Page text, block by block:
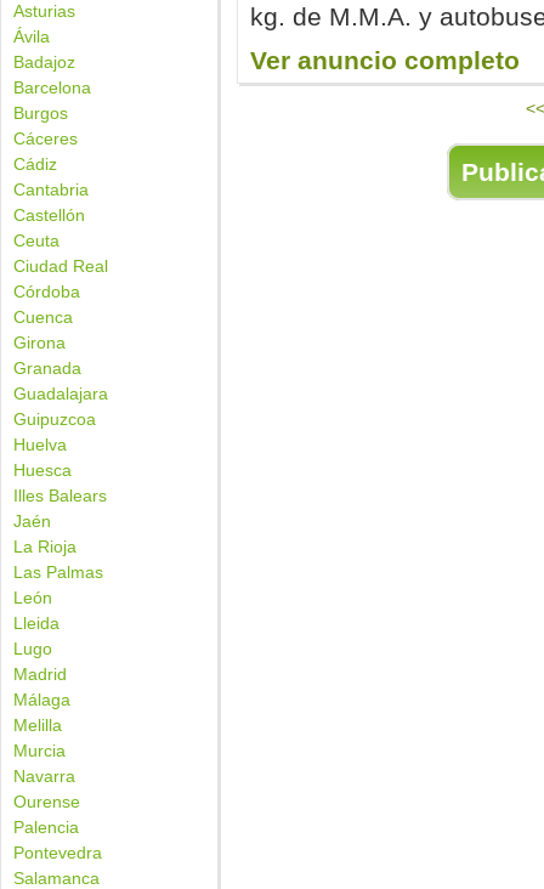
Asturias
Ávila
Badajoz
Barcelona
Burgos
Cáceres
Cádiz
Cantabria
Castellón
Ceuta
Ciudad Real
Córdoba
Cuenca
Girona
Granada
Guadalajara
Guipuzcoa
Huelva
Huesca
Illes Balears
Jaén
La Rioja
Las Palmas
León
Lleida
Lugo
Madrid
Málaga
Melilla
Murcia
Navarra
Ourense
Palencia
Pontevedra
Salamanca
kg. de M.M.A. y
Ver anuncio completo